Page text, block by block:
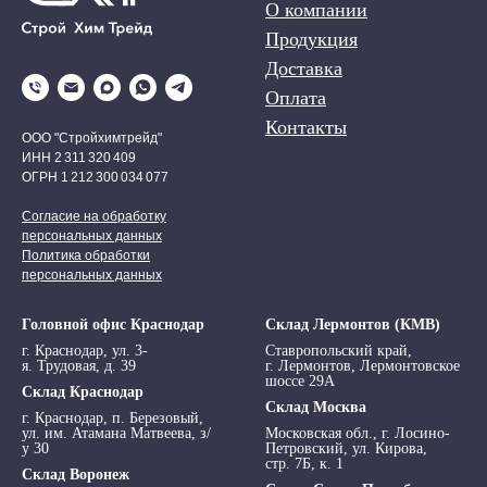
ООО "Стройхимтрейд"
ИНН 2 311 320 409
ОГРН 1 212 300 034 077
Согласие на обработку
персональных данных
Политика обработки
персональных данных
О компании
Продукция
Доставка
Оплата
Контакты
Головной офис Краснодар
г. Краснодар, ул. 3-
я. Трудовая, д. 39
Склад Краснодар
г. Краснодар, п. Березовый,
ул. им. Атамана Матвеева, з/
у 30
Склад Воронеж
Склад Лермонтов (КМВ)
Ставропольский край,
г. Лермонтов, Лермонтовское
шоссе 29А
Склад Москва
Московская обл., г. Лосино-
Петровский, ул. Кирова,
стр. 7Б, к. 1